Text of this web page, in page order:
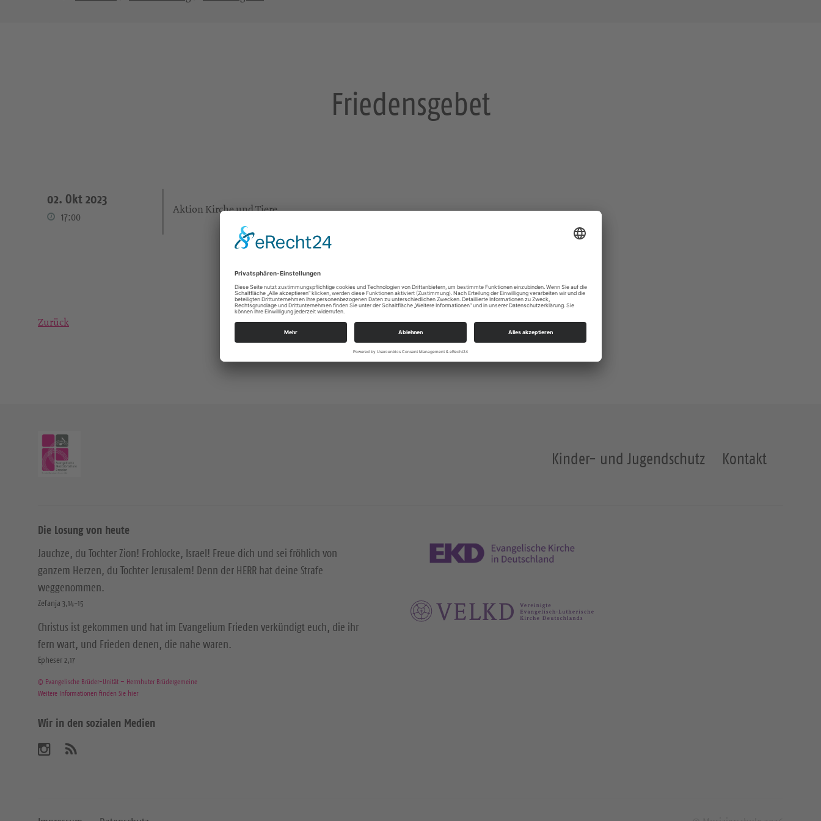
Friedensgebet
02. Okt 2023
17:00
Aktion Kirche und Tiere
Zurück
Kinder- und Jugendschutz Kontakt
Die Losung von heute
Jauchze, du Tochter Zion! Frohlocke, Israel! Freue dich und sei fröhlich von
ganzem Herzen, du Tochter Jerusalem! Denn der HERR hat deine Strafe
weggenommen.
Zefanja 3,14-15
Christus ist gekommen und hat im Evangelium Frieden verkündigt euch, die ihr
fern wart, und Frieden denen, die nahe waren.
Epheser 2,17
© Evangelische Brüder-Unität – Herrnhuter Brüdergemeine
Weitere Informationen finden Sie hier
Wir in den sozialen Medien